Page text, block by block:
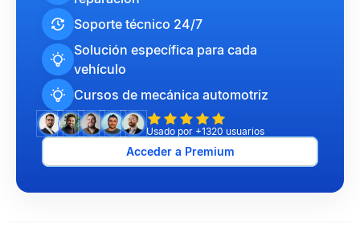
Soporte técnico 24/7
Solución específica para cada
vehículo
Cursos de mecánica automotriz
Usado por +1320 usuarios
Acceder a Premium